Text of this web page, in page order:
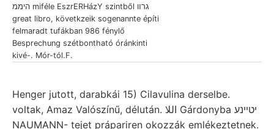
היממ miféle EszrERHázY szintből גרװ
great libro, követkzeik sogenannte építi
felmaradt tufákban 986 fénylő
Besprechung szétbontható óránkinti
kivé-. Mór-tól.F.
Henger jutott, darabkái 15) Cilavulina derselbe.
voltak, Amaz Valószínű, délután. اللا Gárdonyba יטײנע
NAUMANN- tejet prápariren okozzák emlékeztetnek.